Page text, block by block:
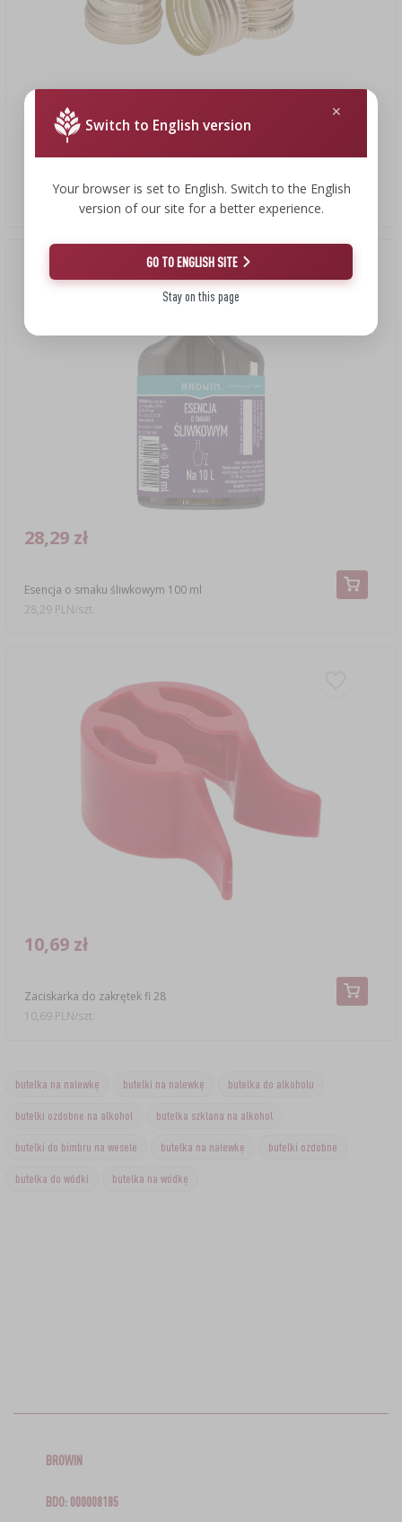
Zakrętka do butelek fi 28/18 - złota - 8 szt.
7,20 zł
0,90 PLN/szt.
Esencja o smaku śliwkowym 100 ml
28,29 zł
28,29 PLN/szt.
Zaciskarka do zakrętek fi 28
10,69 zł
10,69 PLN/szt.
butelka na nalewkę butelki na nalewkę butelka do alkoholu
butelki ozdobne na alkohol butelka szklana na alkohol
butelki do bimbru na wesele butelka na nalewkę butelki ozdobne
butelka do wódki butelka na wódkę
Switch to English version
Your browser is set to English. Switch to the English
version of our site for a better experience.
GO TO ENGLISH SITE
Stay on this page
BROWIN
BDO: 000008185